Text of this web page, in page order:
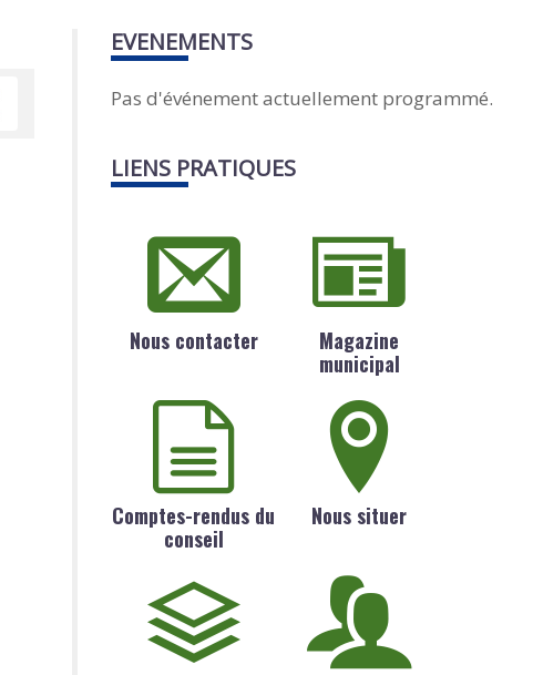
EVENEMENTS
Pas d'événement actuellement programmé.
LIENS PRATIQUES
Nous contacter
Magazine
municipal
Comptes-rendus du
conseil
Nous situer